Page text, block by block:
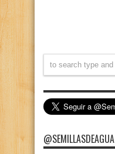
@SEMILLASDEAGUA